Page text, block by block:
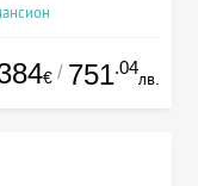
€ / 751.04
лв.